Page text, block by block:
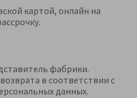
картой, онлайн на
фабрики.
в соответствии с
данных.